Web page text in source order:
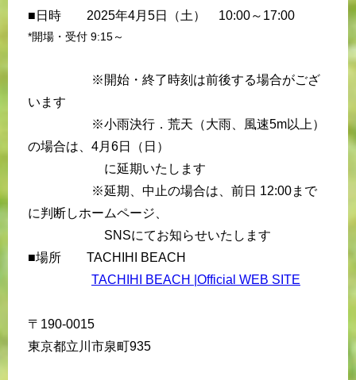
■日時 2025年4月5日（土） 10:00～17:00
*開場・受付 9:15～
※開始・終了時刻は前後する場合がござ
います
※小雨決行．荒天（大雨、風速5m以上）
の場合は、4月6日（日）
に延期いたします
※延期、中止の場合は、前日 12:00まで
に判断しホームページ、
SNSにてお知らせいたします
■場所 TACHIHI BEACH
TACHIHI BEACH |Official WEB SITE
〒190-0015
東京都立川市泉町935